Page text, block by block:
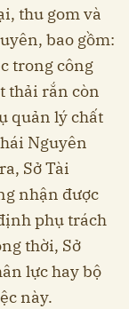
thu gom và
bao gồm:
trong công
thải rắn còn
quản lý chất
Nguyên
Sở Tài
nhận được
phụ trách
thời, Sở
lực hay bộ
này.